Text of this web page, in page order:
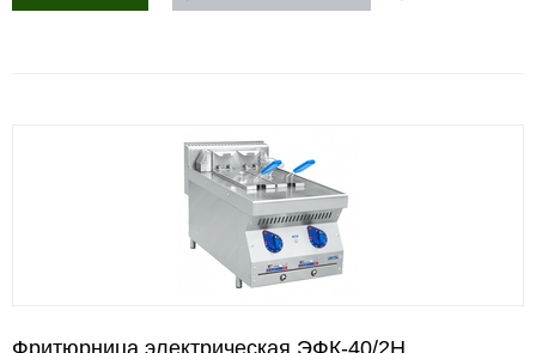
Фритюрница электрическая ЭФК-40/2Н